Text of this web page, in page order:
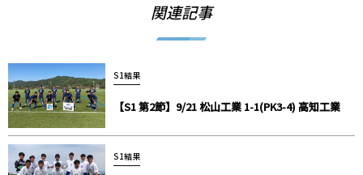
関連記事
S1結果
【S1 第2節】9/21 松山工業 1-1(PK3-4) 高知工業
S1結果